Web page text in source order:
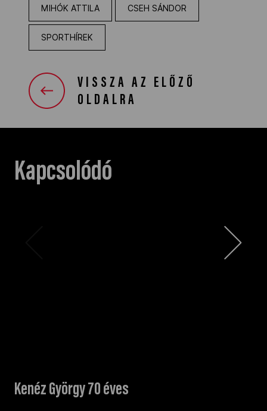
MIHÓK ATTILA CSEH SÁNDOR
SPORTHÍREK
VISSZA AZ ELŐZŐ
OLDALRA
Kapcsolódó
Kenéz György 70 éves